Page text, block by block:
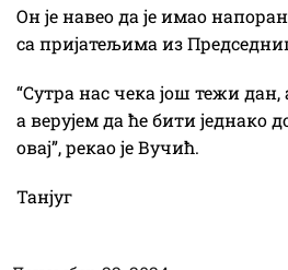
Он је навео да је имао
са пријатељима из
“Сутра нас чека још тежи дан,
а верујем да ће бити једнако
овај”, рекао је Вучић.
Танјуг